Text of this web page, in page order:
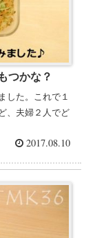
つかな？
した。これで１
、夫婦２人でど
2017.08.10